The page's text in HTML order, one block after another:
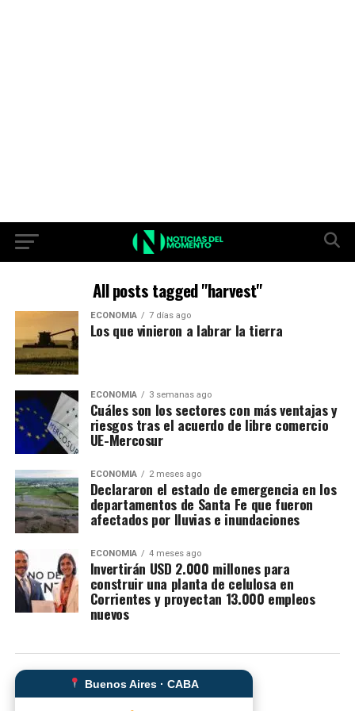
All posts tagged "harvest"
ECONOMIA 7 días ago
Los que vinieron a labrar la tierra
ECONOMIA 3 semanas ago
Cuáles son los sectores con más ventajas y
riesgos tras el acuerdo de libre comercio
UE-Mercosur
ECONOMIA 2 meses ago
Declararon el estado de emergencia en los
departamentos de Santa Fe que fueron
afectados por lluvias e inundaciones
ECONOMIA 4 meses ago
Invertirán USD 2.000 millones para
construir una planta de celulosa en
Corrientes y proyectan 13.000 empleos
nuevos
Buenos Aires · CABA